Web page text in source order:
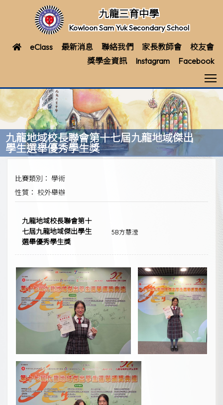
九龍三育中學
Kowloon Sam Yuk Secondary School
eClass 最新消息 聯絡我們 家長教師會
校友會
獎學金資訊
Instagram Facebook
九龍地域校長聯會第十七屆九龍地域傑出
學生選舉優秀學生獎
比賽類別： 學術
性質： 校外舉辦
九龍地域校長聯會第十
七屆九龍地域傑出學生
選舉優秀學生獎
5B方慧滢